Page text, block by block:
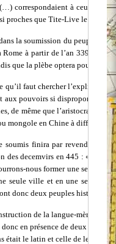
correspondaient à ceux des
proches que Tite-Live le dit ?
la soumission du peuple
à partir de l’an 339, la
que la plèbe optera pour la
qu’il faut chercher
aux pouvoirs si
de même que l’aristocratie en
mongole en Chine à différentes
soumis finira par revendiquer
decemvirs en 445 : « La
nous former une seule
seule ville et en une seule
donc deux peuples
de la langue-mère des
en présence de deux
était le latin et celle de le plèbe,